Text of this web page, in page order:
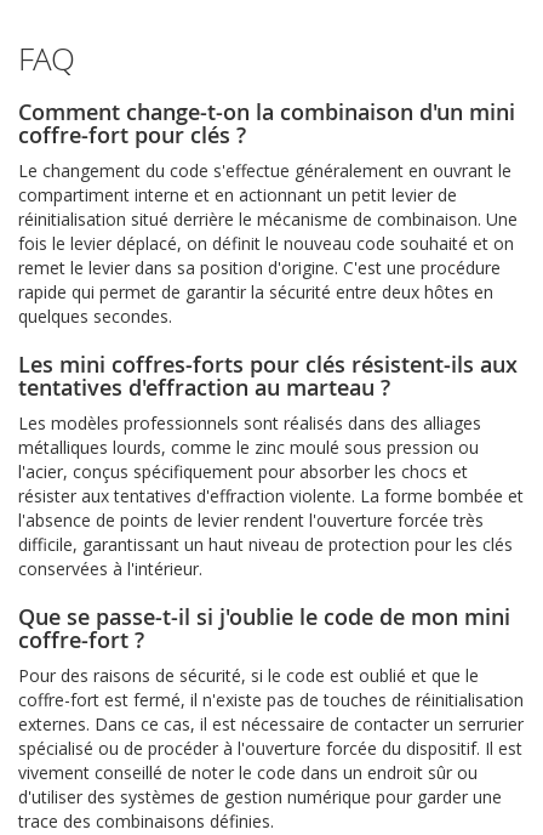
FAQ
Comment change-t-on la combinaison d'un mini
coffre-fort pour clés ?
Le changement du code s'effectue généralement en ouvrant le
compartiment interne et en actionnant un petit levier de
réinitialisation situé derrière le mécanisme de combinaison. Une
fois le levier déplacé, on définit le nouveau code souhaité et on
remet le levier dans sa position d'origine. C'est une procédure
rapide qui permet de garantir la sécurité entre deux hôtes en
quelques secondes.
Les mini coffres-forts pour clés résistent-ils aux
tentatives d'effraction au marteau ?
Les modèles professionnels sont réalisés dans des alliages
métalliques lourds, comme le zinc moulé sous pression ou
l'acier, conçus spécifiquement pour absorber les chocs et
résister aux tentatives d'effraction violente. La forme bombée et
l'absence de points de levier rendent l'ouverture forcée très
difficile, garantissant un haut niveau de protection pour les clés
conservées à l'intérieur.
Que se passe-t-il si j'oublie le code de mon mini
coffre-fort ?
Pour des raisons de sécurité, si le code est oublié et que le
coffre-fort est fermé, il n'existe pas de touches de réinitialisation
externes. Dans ce cas, il est nécessaire de contacter un serrurier
spécialisé ou de procéder à l'ouverture forcée du dispositif. Il est
vivement conseillé de noter le code dans un endroit sûr ou
d'utiliser des systèmes de gestion numérique pour garder une
trace des combinaisons définies.